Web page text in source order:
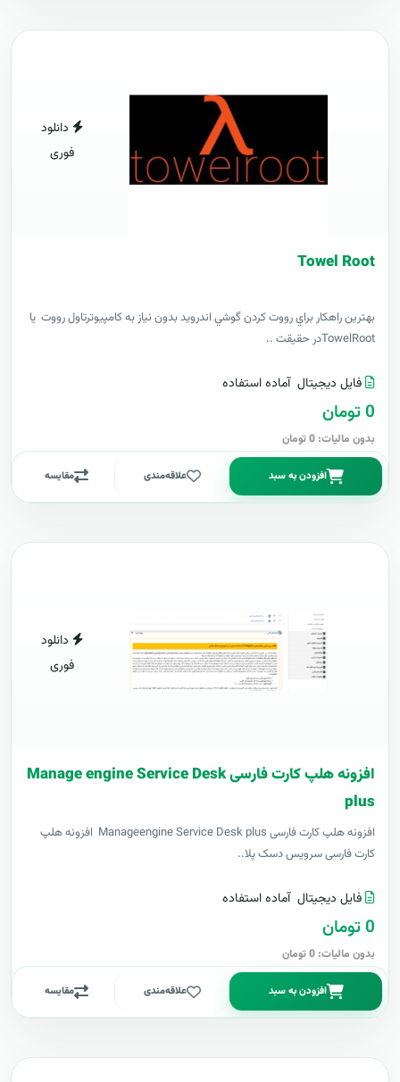
دانلود
فوری
Towel Root
بهترين راهکار براي رووت کردن گوشي اندرويد بدون نياز به کامپيوترتاول رووت يا
TowelRootدر حقيقت ..
فایل دیجیتال آماده استفاده
0 تومان
بدون مالیات: 0 تومان
افزودن به سبد علاقه‌مندی مقایسه
دانلود
فوری
افزونه هلپ کارت فارسی Manage engine Service Desk
plus
افزونه هلپ کارت فارسی Manageengine Service Desk plus افزونه هلپ
کارت فارسی سرویس دسک پلا..
فایل دیجیتال آماده استفاده
0 تومان
بدون مالیات: 0 تومان
افزودن به سبد علاقه‌مندی مقایسه